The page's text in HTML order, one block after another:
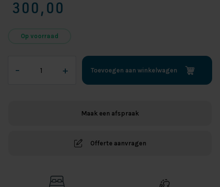
300,00
Op voorraad
–
108
+ Toevoegen aan winkelwagen
Maak een afspraak
Offerte aanvragen